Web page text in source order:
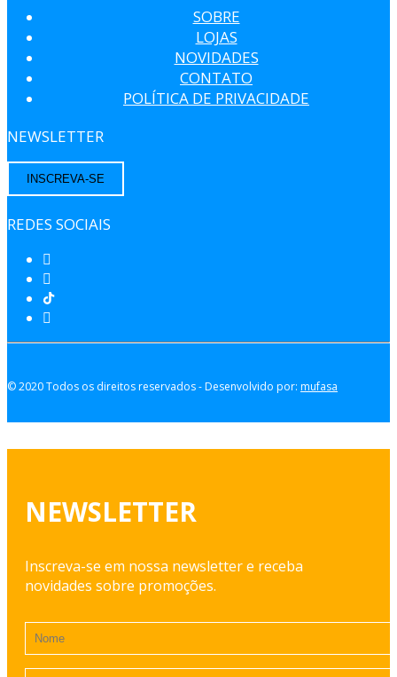
SOBRE
LOJAS
NOVIDADES
CONTATO
POLÍTICA DE PRIVACIDADE
NEWSLETTER
INSCREVA-SE
REDES SOCIAIS
© 2020 Todos os direitos reservados - Desenvolvido por: mufasa
NEWSLETTER
Inscreva-se em nossa newsletter e receba
novidades sobre promoções.